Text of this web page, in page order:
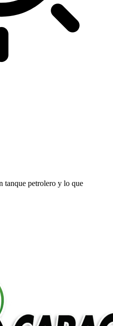
tanque petrolero y lo que